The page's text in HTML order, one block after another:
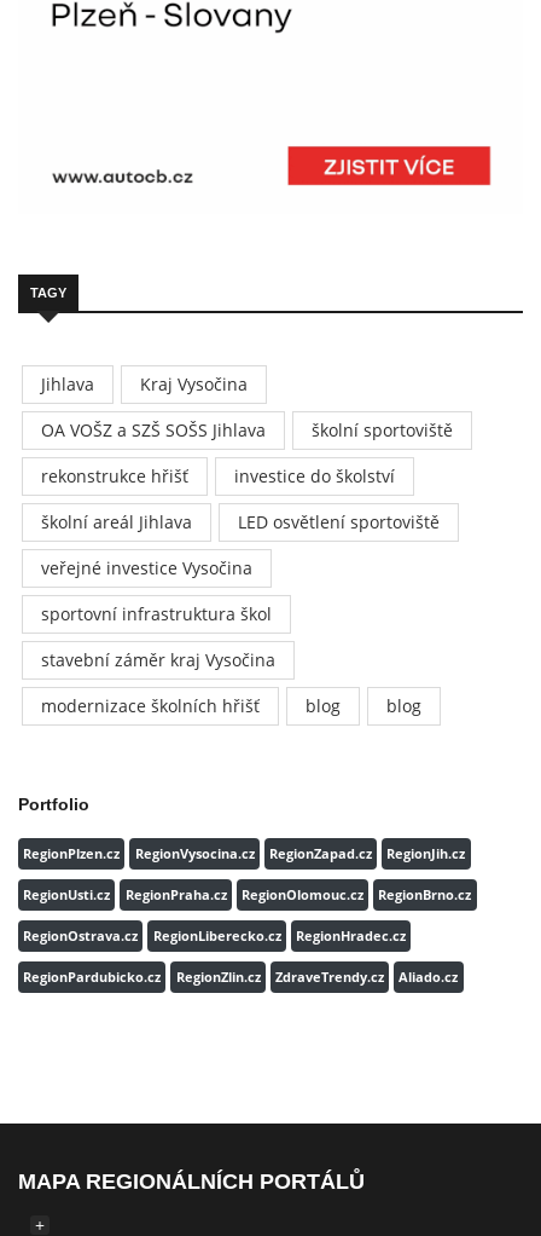
TAGY
Jihlava
Kraj Vysočina
OA VOŠZ a SZŠ SOŠS Jihlava
školní sportoviště
rekonstrukce hřišť
investice do školství
školní areál Jihlava
LED osvětlení sportoviště
veřejné investice Vysočina
sportovní infrastruktura škol
stavební záměr kraj Vysočina
modernizace školních hřišť
blog blog
Portfolio
RegionPlzen.cz RegionVysocina.cz RegionZapad.cz RegionJih.cz
RegionUsti.cz RegionPraha.cz RegionOlomouc.cz RegionBrno.cz
RegionOstrava.cz RegionLiberecko.cz RegionHradec.cz
RegionPardubicko.cz RegionZlin.cz ZdraveTrendy.cz Aliado.cz
MAPA REGIONÁLNÍCH PORTÁLŮ
+